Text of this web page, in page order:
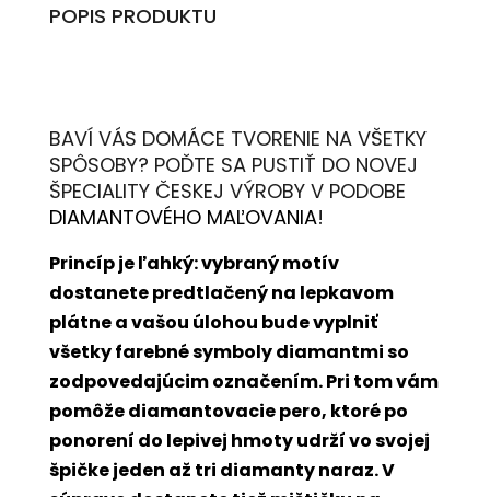
POPIS PRODUKTU
BAVÍ VÁS DOMÁCE TVORENIE NA VŠETKY
SPÔSOBY? POĎTE SA PUSTIŤ DO NOVEJ
ŠPECIALITY ČESKEJ VÝROBY V PODOBE
DIAMANTOVÉHO MAĽOVANIA!
Princíp je ľahký: vybraný motív
dostanete predtlačený na lepkavom
plátne a vašou úlohou bude vyplniť
všetky farebné symboly diamantmi so
zodpovedajúcim označením. Pri tom vám
pomôže diamantovacie pero, ktoré po
ponorení do lepivej hmoty udrží vo svojej
špičke jeden až tri diamanty naraz. V